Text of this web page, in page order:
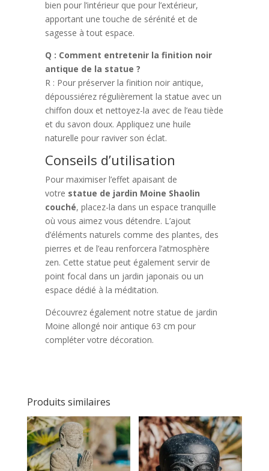
bien pour l’intérieur que pour l’extérieur,
apportant une touche de sérénité et de
sagesse à tout espace.
Q : Comment entretenir la finition noir
antique de la statue ?
R : Pour préserver la finition noir antique,
dépoussiérez régulièrement la statue avec un
chiffon doux et nettoyez-la avec de l’eau tiède
et du savon doux. Appliquez une huile
naturelle pour raviver son éclat.
Conseils d’utilisation
Pour maximiser l’effet apaisant de
votre statue de jardin Moine Shaolin
couché, placez-la dans un espace tranquille
où vous aimez vous détendre. L’ajout
d’éléments naturels comme des plantes, des
pierres et de l’eau renforcera l’atmosphère
zen. Cette statue peut également servir de
point focal dans un jardin japonais ou un
espace dédié à la méditation.
Découvrez également notre statue de jardin
Moine allongé noir antique 63 cm pour
compléter votre décoration.
Produits similaires